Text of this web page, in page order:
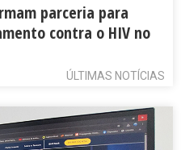
parceria para
contra o HIV no
ÚLTIMAS NOTÍCIAS